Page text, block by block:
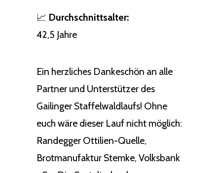
📈 Durchschnittsalter:
42,5 Jahre
Ein herzliches Dankeschön an alle
Partner und Unterstützer des
Gailinger Staffelwaldlaufs! Ohne
euch wäre dieser Lauf nicht möglich:
Randegger Ottilien-Quelle,
Brotmanufaktur Stemke, Volksbank